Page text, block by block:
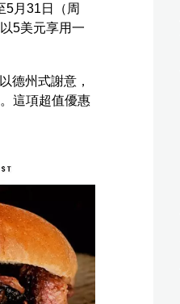
5月31日（周
5美元享用一
德州式謝意，
這項超值優惠